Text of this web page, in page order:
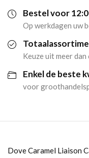
50gr)
aantal
Bestel voor
Op werkdagen uw
Keuze uit meer
Enkel de beste
voor
Dove Caramel Liaison